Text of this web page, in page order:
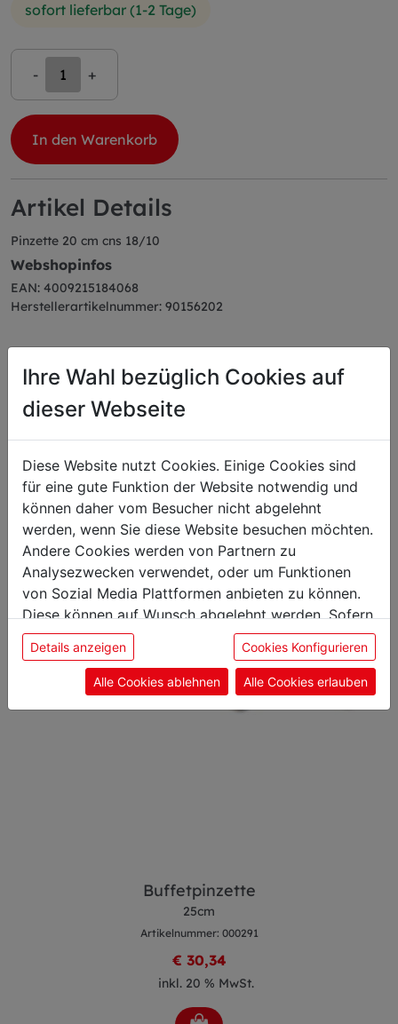
sofort lieferbar (1-2 Tage)
- +
In den Warenkorb
Artikel Details
Pinzette 20 cm cns 18/10
Webshopinfos
EAN: 4009215184068
Herstellerartikelnummer: 90156202
Das könnte Sie auch
interessieren
Buffetpinzette
25cm
Artikelnummer: 000291
€ 30,34
inkl. 20 % MwSt.
Ihre Wahl bezüglich Cookies auf
dieser Webseite
Diese Website nutzt Cookies. Einige Cookies sind
für eine gute Funktion der Website notwendig und
können daher vom Besucher nicht abgelehnt
werden, wenn Sie diese Website besuchen möchten.
Andere Cookies werden von Partnern zu
Analysezwecken verwendet, oder um Funktionen
von Sozial Media Plattformen anbieten zu können.
Diese können auf Wunsch abgelehnt werden. Sofern
sie unsere Webseite weiter nutzen, geben Sie
Einwilligung zu unseren Cookies.
Details anzeigen Cookies Konfigurieren
Alle Cookies ablehnen Alle Cookies erlauben